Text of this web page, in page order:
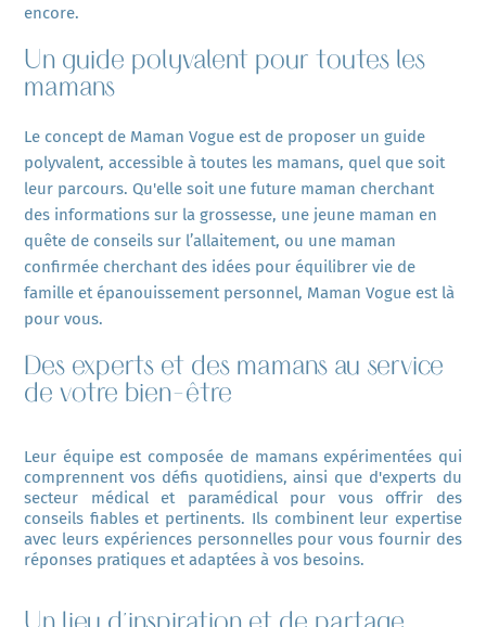
encore.
Un guide polyvalent pour toutes les
mamans
Le concept de Maman Vogue est de proposer un guide
polyvalent, accessible à toutes les mamans, quel que soit
leur parcours. Qu'elle soit une future maman cherchant
des informations sur la grossesse, une jeune maman en
quête de conseils sur l’allaitement, ou une maman
confirmée cherchant des idées pour équilibrer vie de
famille et épanouissement personnel, Maman Vogue est là
pour vous.
Des experts et des mamans au service
de votre bien-être
Leur équipe est composée de mamans expérimentées qui
comprennent vos défis quotidiens, ainsi que d'experts du
secteur médical et paramédical pour vous offrir des
conseils fiables et pertinents. Ils combinent leur expertise
avec leurs expériences personnelles pour vous fournir des
réponses pratiques et adaptées à vos besoins.